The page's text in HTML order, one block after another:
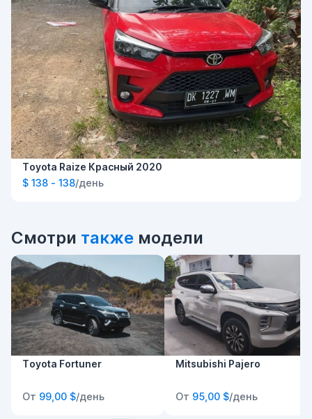
Toyota Raize Красный 2020
$ 138 - 138/день
Смотри также модели
Toyota Fortuner
От 99,00 $/день
Mitsubishi Pajero
От 95,00 $/день